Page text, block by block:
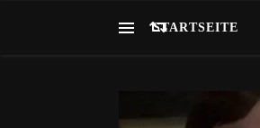
STARTSEITE